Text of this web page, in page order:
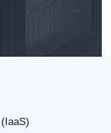
سرور مجازی در فضای ابری (IaaS)